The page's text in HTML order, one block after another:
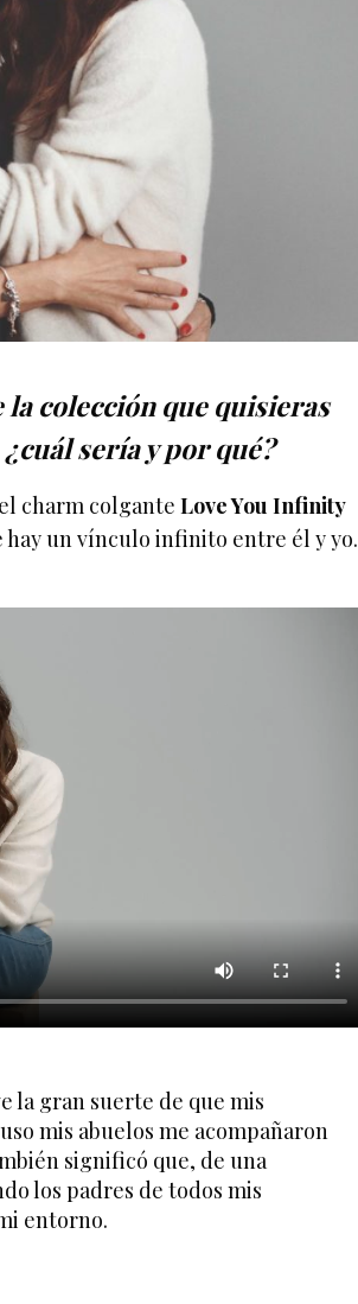
colección que quisieras
sería y por qué?
charm colganteLove You Infinity
hay un vínculo infinito entre él y yo.
la gran suerte de que mis
mis abuelos me acompañaron
significó que, de una
los padres de todos mis
entorno.